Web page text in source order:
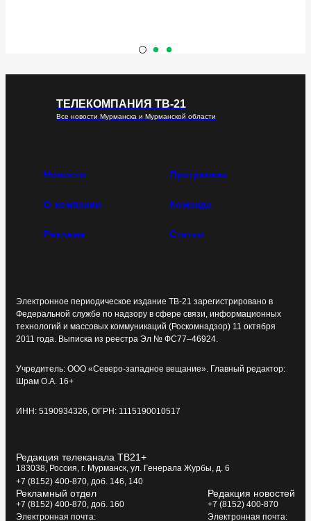
ТЕЛЕКОМПАНИЯ ТВ-21
Все новости Мурманска и Мурманской области
Новости Программы
О компании Команда
Реклама Статьи
Электронное периодическое издание ТВ-21 зарегистрировано в
Федеральной службе по надзору в сфере связи, информационных
технологий и массовых коммуникаций (Роскомнадзор) 11 октября
2011 года. Выписка из реестра Эл № ФС77–46924.
Учредитель: ООО «Северо-западное вещание». Главный редактор:
Шрам О.А. 16+
ИНН: 5190934326, ОГРН: 1115190010517
Редакция телеканала ТВ21+
183038, Россия, г. Мурманск, ул. Генерала Журбы, д. 6
+7 (8152) 400-870, доб. 146, 140
Рекламный отдел
+7 (8152) 400-870, доб. 160
Электронная почта:
Редакция новостей
+7 (8152) 400-870
Электронная почта: